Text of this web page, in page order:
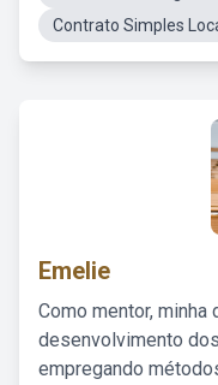
Contrato Simples
Emelie
Como mentor, minha
desenvolvimento
empregando